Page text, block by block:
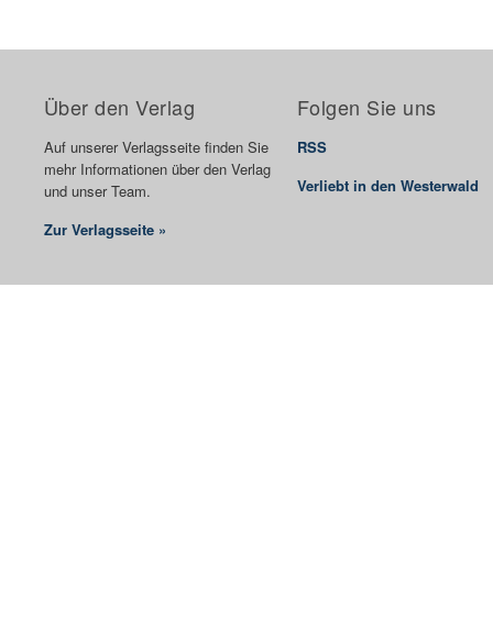
Über den Verlag
Auf unserer Verlagsseite finden Sie
mehr Informationen über den Verlag
und unser Team.
Zur Verlagsseite »
Folgen Sie uns
RSS
Verliebt in den Westerwald